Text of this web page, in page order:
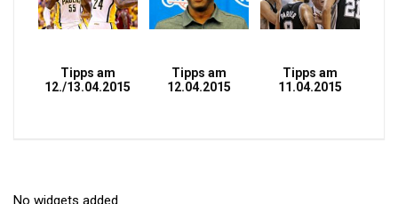
Tipps am
12./13.04.2015
Tipps am
12.04.2015
Tipps am
11.04.2015
No widgets added